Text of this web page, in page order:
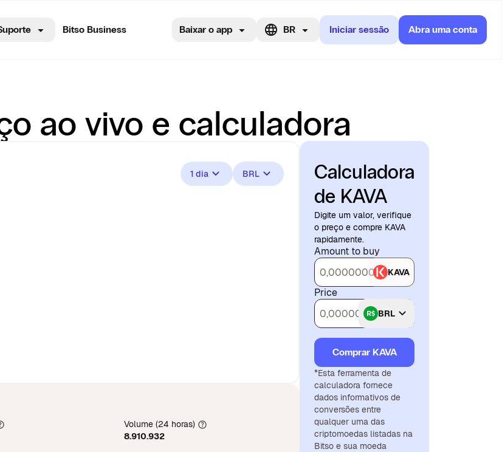
Bitso Business Baixar o app BR Iniciar sessão Abra uma conta
ao vivo e calculadora
1 dia BRL
Volume (24 horas)
8.910.932
Calculadora
de KAVA
Digite um valor, verifique
o preço e compre KAVA
rapidamente.
Amount to buy
KAVA
Price
BRL
Comprar KAVA
*Esta ferramenta de
calculadora fornece
dados informativos de
conversões entre
qualquer uma das
criptomoedas listadas na
Bitso e sua moeda